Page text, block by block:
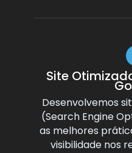
Site
Desenvolvemos
(Search Engine
as melhores
visibilidade nos